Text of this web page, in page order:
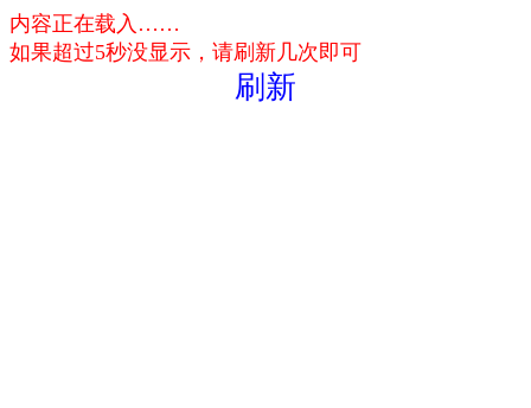
内容正在载入……
如果超过5秒没显示，请刷新几次即可
刷新